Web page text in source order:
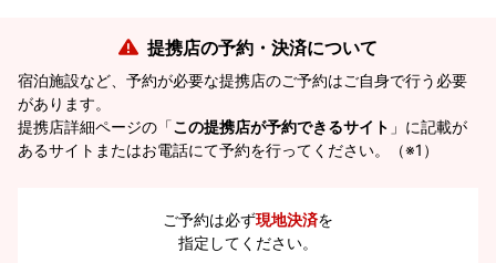
提携店の予約・決済について
宿泊施設など、予約が必要な提携店のご予約はご自身で行う必要
があります。
提携店詳細ページの「この提携店が予約できるサイト 」に記載が
あるサイトまたはお電話にて予約を行ってください。（※1）
ご予約は必ず現地決済を
指定してください。